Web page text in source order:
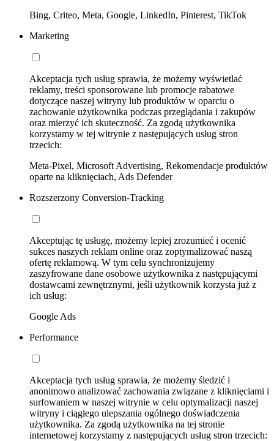
Bing, Criteo, Meta, Google, LinkedIn, Pinterest, TikTok
Marketing
Akceptacja tych usług sprawia, że możemy wyświetlać
reklamy, treści sponsorowane lub promocje rabatowe
dotyczące naszej witryny lub produktów w oparciu o
zachowanie użytkownika podczas przeglądania i zakupów
oraz mierzyć ich skuteczność. Za zgodą użytkownika
korzystamy w tej witrynie z następujących usług stron
trzecich:
Meta-Pixel, Microsoft Advertising, Rekomendacje produktów
oparte na kliknięciach, Ads Defender
Rozszerzony Conversion-Tracking
Akceptując tę usługę, możemy lepiej zrozumieć i ocenić
sukces naszych reklam online oraz zoptymalizować naszą
ofertę reklamową. W tym celu synchronizujemy
zaszyfrowane dane osobowe użytkownika z następującymi
dostawcami zewnętrznymi, jeśli użytkownik korzysta już z
ich usług:
Google Ads
Performance
Akceptacja tych usług sprawia, że możemy śledzić i
anonimowo analizować zachowania związane z kliknięciami i
surfowaniem w naszej witrynie w celu optymalizacji naszej
witryny i ciągłego ulepszania ogólnego doświadczenia
użytkownika. Za zgodą użytkownika na tej stronie
internetowej korzystamy z następujących usług stron trzecich: